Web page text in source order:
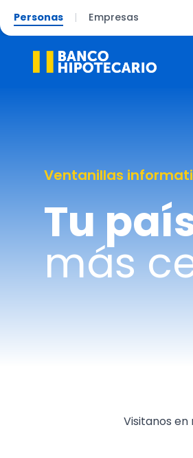
Personas | Empresas
Ventanillas
Tu
más
Visitanos